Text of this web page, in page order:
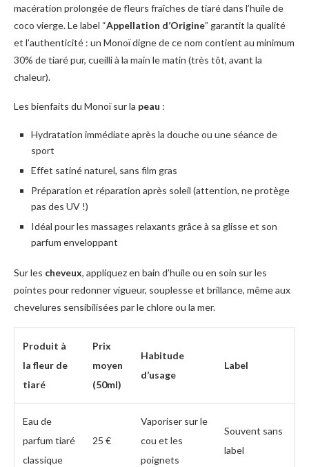
macération prolongée de fleurs fraîches de tiaré dans l’huile de
coco vierge. Le label “Appellation d’Origine” garantit la qualité
et l’authenticité : un Monoï digne de ce nom contient au minimum
30% de tiaré pur, cueilli à la main le matin (très tôt, avant la
chaleur).
Les bienfaits du Monoï sur la peau :
Hydratation immédiate après la douche ou une séance de
sport
Effet satiné naturel, sans film gras
Préparation et réparation après soleil (attention, ne protège
pas des UV !)
Idéal pour les massages relaxants grâce à sa glisse et son
parfum enveloppant
Sur les cheveux, appliquez en bain d’huile ou en soin sur les
pointes pour redonner vigueur, souplesse et brillance, même aux
chevelures sensibilisées par le chlore ou la mer.
Produit à
la fleur de
tiaré
Prix
moyen
(50ml)
Habitude
d’usage
Label
Eau de
parfum tiaré
classique
25 €
Vaporiser sur le
cou et les
poignets
Souvent sans
label